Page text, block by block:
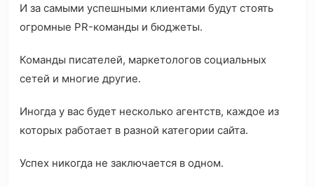
И за самыми успешными клиентами будут стоять
огромные PR-команды и бюджеты.
Команды писателей, маркетологов социальных
сетей и многие другие.
Иногда у вас будет несколько агентств, каждое из
которых работает в разной категории сайта.
Успех никогда не заключается в одном.